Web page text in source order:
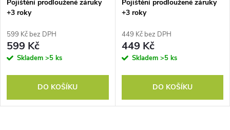
Pojištění prodloužené záruky
+3 roky
599 Kč bez DPH
599 Kč
Skladem >5 ks
DO KOŠÍKU
Pojištění prodloužené záruky
+3 roky
449 Kč bez DPH
449 Kč
Skladem >5 ks
DO KOŠÍKU